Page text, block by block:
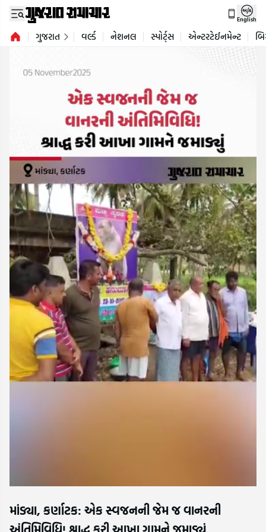
English
ગુજરાત વર્લ્ડ નેશનલ સ્પોર્ટ્સ એન્ટરટેઈનમેન્ટ
માંડ્યા, કર્ણાટક: એક સ્વજનની જેમ જ વાનરની